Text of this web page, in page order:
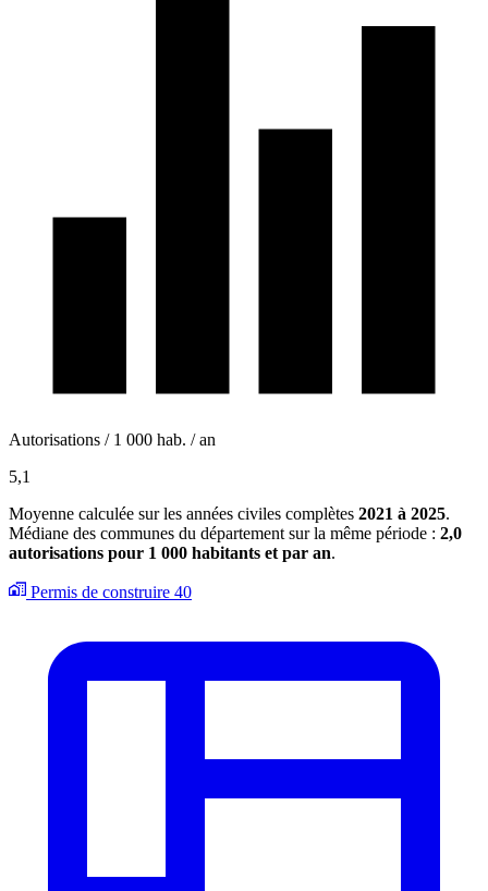
Autorisations / 1 000 hab. / an
5,1
Moyenne calculée sur les années civiles complètes 2021 à 2025.
Médiane des communes du département sur la même période : 2,0
autorisations pour 1 000 habitants et par an.
Permis de construire 40